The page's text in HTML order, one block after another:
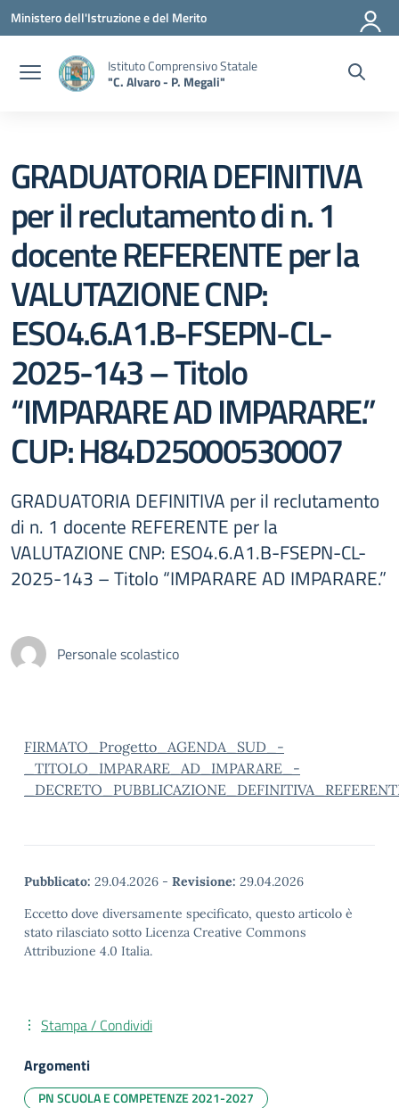
Vai ai contenuti
Vai al menu di navigazione
Vai al footer
Ministero dell'Istruzione e del Merito
Istituto Comprensivo Statale
"C. Alvaro - P. Megali"
GRADUATORIA DEFINITIVA
per il reclutamento di n. 1
docente REFERENTE per la
VALUTAZIONE CNP:
ESO4.6.A1.B-FSEPN-CL-
2025-143 – Titolo
“IMPARARE AD IMPARARE.”
CUP: H84D25000530007
GRADUATORIA DEFINITIVA per il reclutamento
di n. 1 docente REFERENTE per la
VALUTAZIONE CNP: ESO4.6.A1.B-FSEPN-CL-
2025-143 – Titolo “IMPARARE AD IMPARARE.”
Personale scolastico
FIRMATO_Progetto_AGENDA_SUD_-
_TITOLO_IMPARARE_AD_IMPARARE_-
Pubblicato: 29.04.2026 - Revisione: 29.04.2026
Eccetto dove diversamente specificato, questo articolo è
stato rilasciato sotto Licenza Creative Commons
Attribuzione 4.0 Italia.
Stampa / Condividi
Argomenti
PN SCUOLA E COMPETENZE 2021-2027